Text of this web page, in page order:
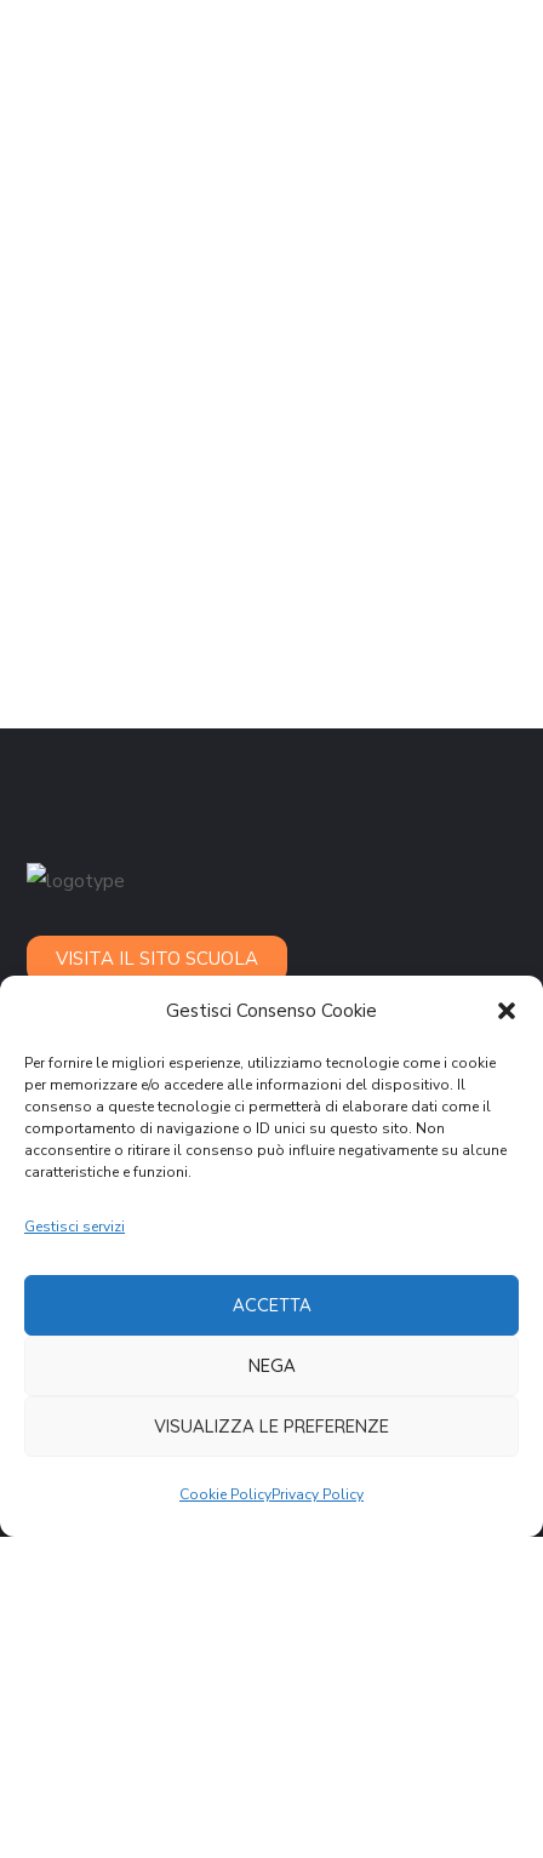
Gestisci Consenso Cookie
Per fornire le migliori esperienze, utilizziamo tecnologie come i cookie
per memorizzare e/o accedere alle informazioni del dispositivo. Il
consenso a queste tecnologie ci permetterà di elaborare dati come il
comportamento di navigazione o ID unici su questo sito. Non
acconsentire o ritirare il consenso può influire negativamente su alcune
caratteristiche e funzioni.
Gestisci servizi
ACCETTA
NEGA
VISUALIZZA LE PREFERENZE
Cookie PolicyPrivacy Policy
VISITA IL SITO SCUOLA
CONTATTI
C.F. 00316140433
cvmap@cvm.an.it
COME DONARE